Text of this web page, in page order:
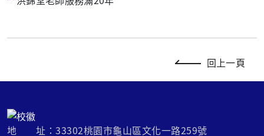
回上一頁
地 址：33302桃園市龜山區文化一路259號